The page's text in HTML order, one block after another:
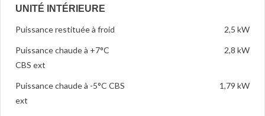
UNITÉ INTÉRIEURE
Puissance restituée à froid 2,5 kW
Puissance chaude à +7°C
CBS ext
2,8 kW
Puissance chaude à -5°C CBS
ext
1,79 kW